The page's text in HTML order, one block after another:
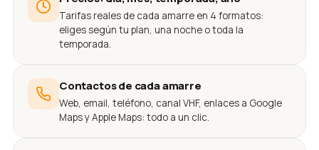
Tarifas reales de cada amarre en 4 formatos:
eliges según tu plan, una noche o toda la
temporada.
Contactos de cada amarre
Web, email, teléfono, canal VHF, enlaces a Google
Maps y Apple Maps: todo a un clic.